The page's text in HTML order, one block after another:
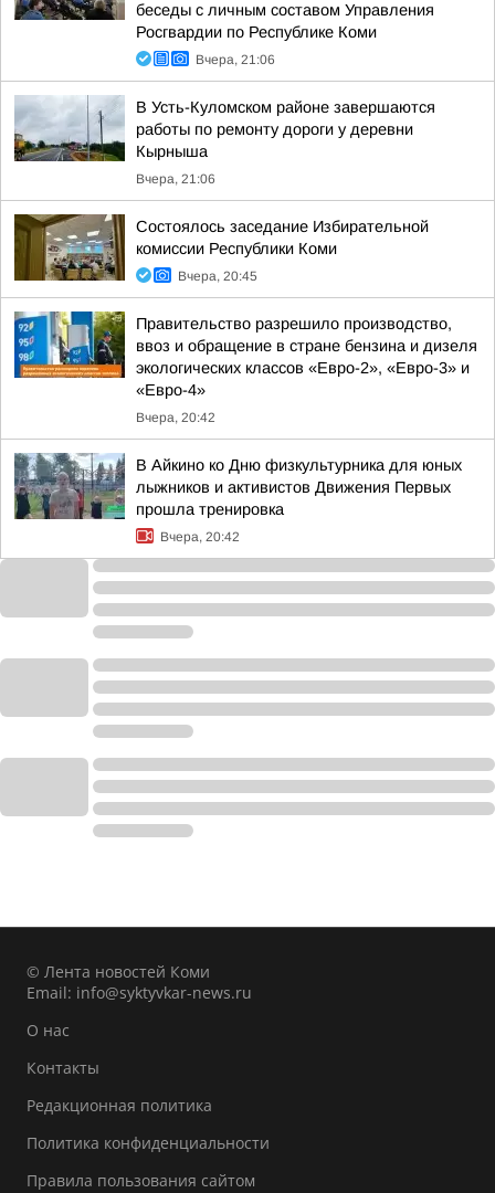
беседы с личным составом Управления
Росгвардии по Республике Коми
Вчера, 21:06
В Усть-Куломском районе завершаются
работы по ремонту дороги у деревни
Кырныша
Вчера, 21:06
Состоялось заседание Избирательной
комиссии Республики Коми
Вчера, 20:45
Правительство разрешило производство,
ввоз и обращение в стране бензина и дизеля
экологических классов «Евро-2», «Евро-3» и
«Евро-4»
Вчера, 20:42
В Айкино ко Дню физкультурника для юных
лыжников и активистов Движения Первых
прошла тренировка
Вчера, 20:42
© Лента новостей Коми
Email: info@syktyvkar-news.ru
О нас
Контакты
Редакционная политика
Политика конфиденциальности
Правила пользования сайтом